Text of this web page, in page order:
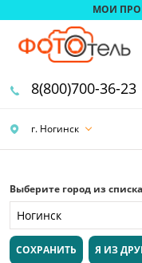
МОИ
г. Ногинск
8(800)700-36-23
Выберите город из списка
СОХРАНИТЬ Я ИЗ